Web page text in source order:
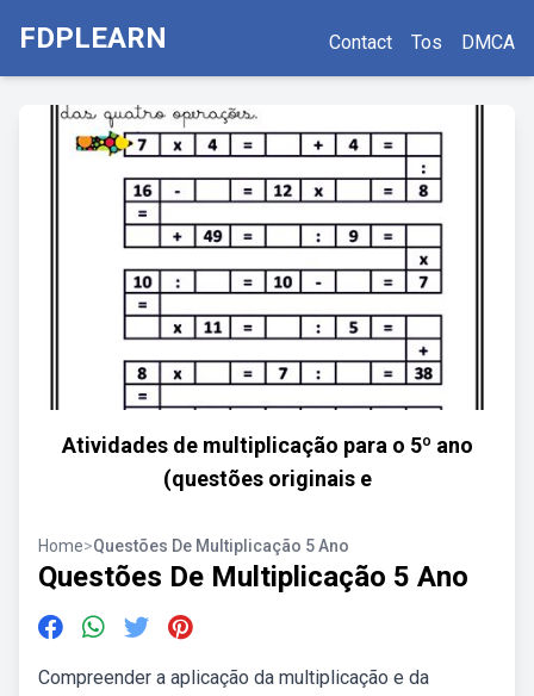
FDPLEARN Contact Tos DMCA
Atividades de multiplicação para o 5º ano
(questões originais e
Home>Questões De Multiplicação 5 Ano
Questões De Multiplicação 5 Ano
Compreender a aplicação da multiplicação e da